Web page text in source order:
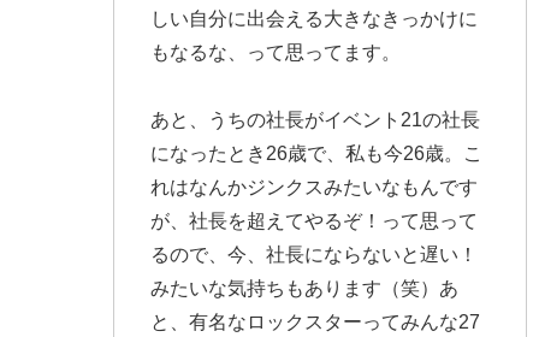
しい自分に出会える大きなきっかけに
もなるな、って思ってます。
あと、うちの社長がイベント21の社長
になったとき26歳で、私も今26歳。こ
れはなんかジンクスみたいなもんです
が、社長を超えてやるぞ！って思って
るので、今、社長にならないと遅い！
みたいな気持ちもあります（笑）あ
と、有名なロックスターってみんな27